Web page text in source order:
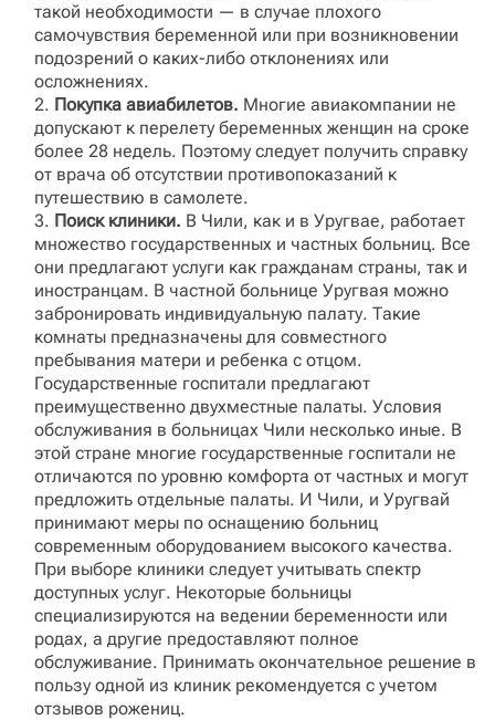
такой необходимости — в случае плохого
самочувствия беременной или при возникновении
подозрений о каких-либо отклонениях или
осложнениях.
Покупка авиабилетов. Многие авиакомпании не
допускают к перелету беременных женщин на сроке
более 28 недель. Поэтому следует получить справку
от врача об отсутствии противопоказаний к
путешествию в самолете.
Поиск клиники. В Чили, как и в Уругвае, работает
множество государственных и частных больниц. Все
они предлагают услуги как гражданам страны, так и
иностранцам. В частной больнице Уругвая можно
забронировать индивидуальную палату. Такие
комнаты предназначены для совместного
пребывания матери и ребенка с отцом.
Государственные госпитали предлагают
преимущественно двухместные палаты. Условия
обслуживания в больницах Чили несколько иные. В
этой стране многие государственные госпитали не
отличаются по уровню комфорта от частных и могут
предложить отдельные палаты. И Чили, и Уругвай
принимают меры по оснащению больниц
современным оборудованием высокого качества.
При выборе клиники следует учитывать спектр
доступных услуг. Некоторые больницы
специализируются на ведении беременности или
родах, а другие предоставляют полное
обслуживание. Принимать окончательное решение в
пользу одной из клиник рекомендуется с учетом
отзывов рожениц.